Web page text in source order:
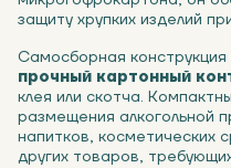
защиту хрупких изделий
Самосборная
прочный картонный
клея или скотча.
размещения алкогольной
напитков, косметических
других товаров,